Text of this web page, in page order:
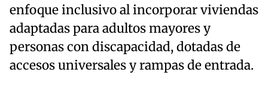
enfoque inclusivo al incorporar viviendas
adaptadas para adultos mayores y
personas con discapacidad, dotadas de
accesos universales y rampas de entrada.